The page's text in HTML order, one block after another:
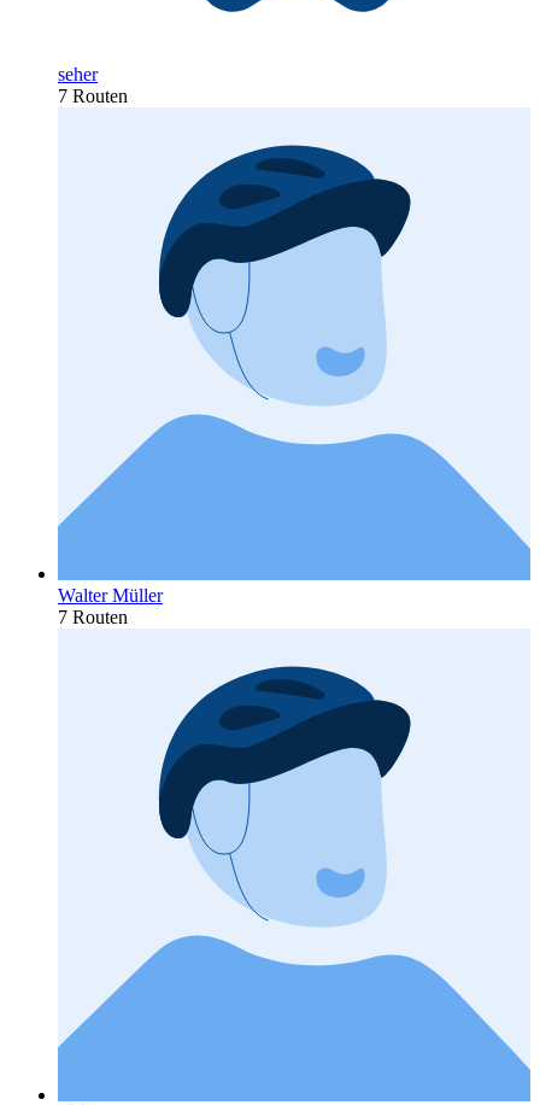
seher
7 Routen
Walter Müller
7 Routen